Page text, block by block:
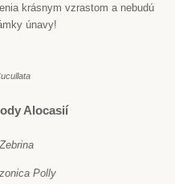
krásnym vzrastom a nebudú
únavy!
Alocasií
Polly